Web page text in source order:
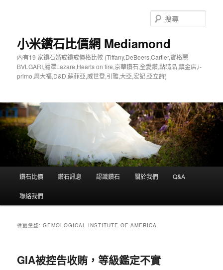
小米鑽石比價網 Mediamond
內有19 家鑽石婚戒鑽戒價格比較 (Tiffany,DeBeers,Cartier,寶格麗
BVLGARI,麗澤Lazare,Hearts on fire,京華鑽石,全愛鑽,點睛品,鎮金店,i-
primo,周大福,D&D,蘇菲亞,威世登,引雅,大亞,宏記,亞立詩)
尋
單
跳
至
內
跳
至
內
鑽石比價 鑽石訊息 認識鑽石 關於我們 Q&A
聯絡我們
標籤彙整:GEMOLOGICAL INSTITUTE OF AMERICA
GIA被控告收賄，等級鑑定不實